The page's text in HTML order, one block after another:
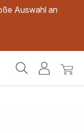
Auswahl an
Mein
Mein